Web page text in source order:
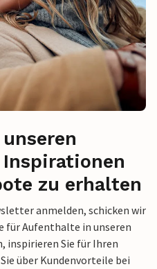
zu erhalten
anmelden, schicken wir
für Aufenthalte in unseren
inspirieren Sie für Ihren
über Kundenvorteile bei